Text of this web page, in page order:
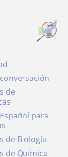
conversación
de Biología
de Química